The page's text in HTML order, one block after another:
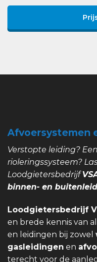
Afvoersystemen
Verstopte leiding?
rioleringssysteem?
Loodgietersbedrijf
binnen- en
Loodgietersbedrijf
en brede kennis van
en leidingen bij zowel
gasleidingen en
terecht voor de